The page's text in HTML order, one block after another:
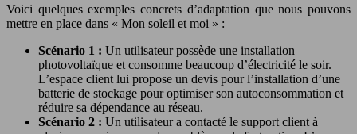
Voici quelques exemples concrets d’adaptation que nous pouvons
mettre en place dans « Mon soleil et moi » :
Scénario 1 : Un utilisateur possède une installation
photovoltaïque et consomme beaucoup d’électricité le soir.
L’espace client lui propose un devis pour l’installation d’une
batterie de stockage pour optimiser son autoconsommation et
réduire sa dépendance au réseau.
Scénario 2 : Un utilisateur a contacté le support client à